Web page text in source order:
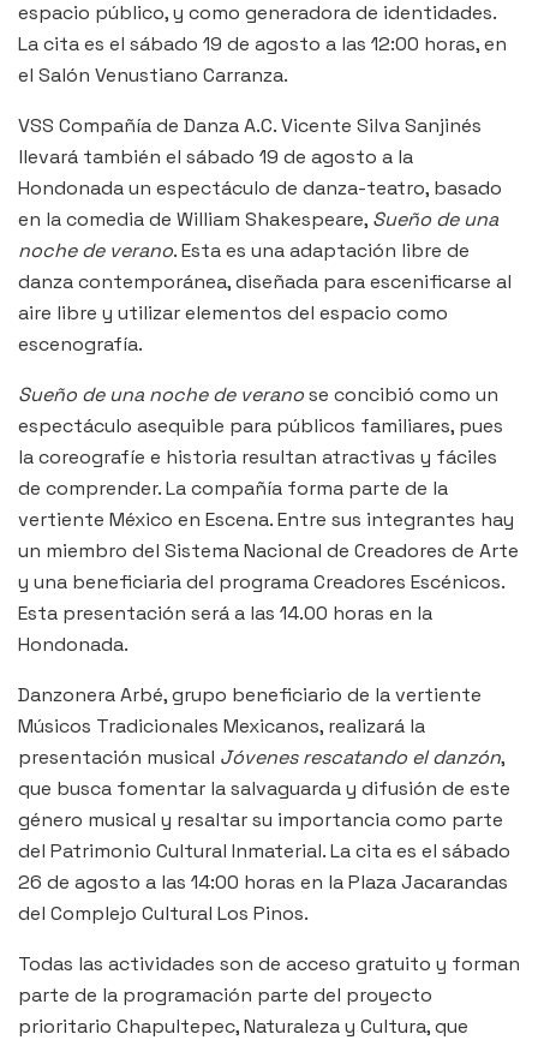
espacio público, y como generadora de identidades.
La cita es el sábado 19 de agosto a las 12:00 horas, en
el Salón Venustiano Carranza.
VSS Compañía de Danza A.C. Vicente Silva Sanjinés
llevará también el sábado 19 de agosto a la
Hondonada un espectáculo de danza-teatro, basado
en la comedia de William Shakespeare, Sueño de una
noche de verano. Esta es una adaptación libre de
danza contemporánea, diseñada para escenificarse al
aire libre y utilizar elementos del espacio como
escenografía.
Sueño de una noche de veranose concibió como un
espectáculo asequible para públicos familiares, pues
la coreografíe e historia resultan atractivas y fáciles
de comprender. La compañía forma parte de la
vertiente México en Escena. Entre sus integrantes hay
un miembro del Sistema Nacional de Creadores de Arte
y una beneficiaria del programa Creadores Escénicos.
Esta presentación será a las 14.00 horas en la
Hondonada.
Danzonera Arbé, grupo beneficiario de la vertiente
Músicos Tradicionales Mexicanos, realizará la
presentación musical Jóvenes rescatando el danzón,
que busca fomentar la salvaguarda y difusión de este
género musical y resaltar su importancia como parte
del Patrimonio Cultural Inmaterial. La cita es el sábado
26 de agosto a las 14:00 horas en la Plaza Jacarandas
del Complejo Cultural Los Pinos.
Todas las actividades son de acceso gratuito y forman
parte de la programación parte del proyecto
prioritario Chapultepec, Naturaleza y Cultura, que